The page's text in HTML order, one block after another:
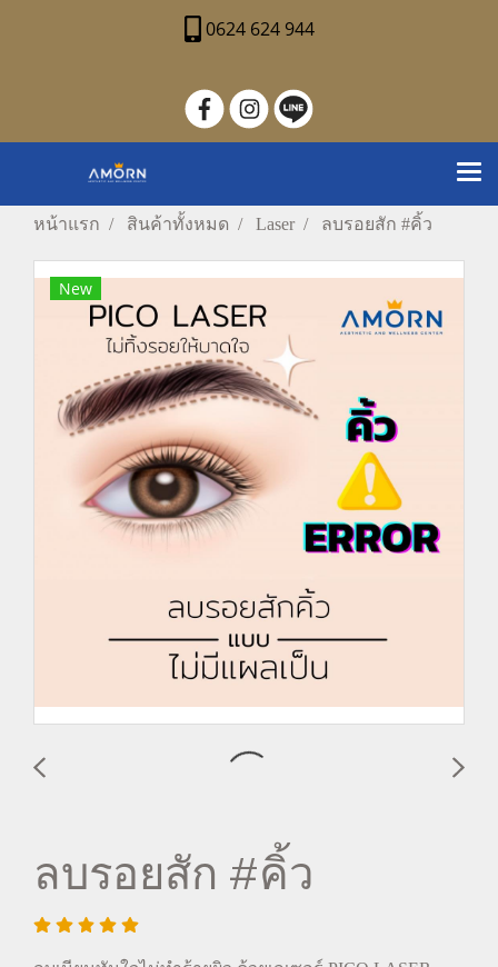
0624 624 944
หน้าแรก สินค้าทั้งหมด Laser ลบรอยสัก #คิ้ว
New
ลบรอยสัก #คิ้ว